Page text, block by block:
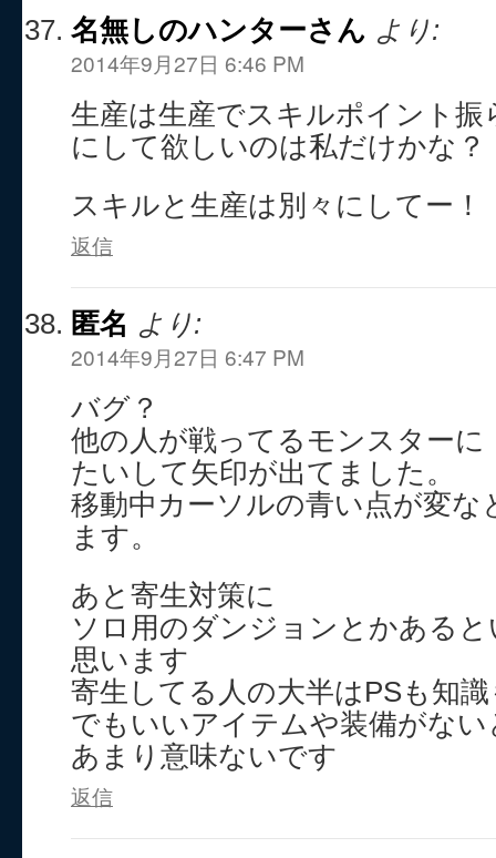
名無しのハンターさん より:
2014年9月27日 6:46 PM
生産は生産でスキルポイント
にして欲しいのは私だけかな？
スキルと生産は別々にしてー！
返信
匿名 より:
2014年9月27日 6:47 PM
バグ？
他の人が戦ってるモンスターに
たいして矢印が出てました。
移動中カーソルの青い点が変な
ます。
あと寄生対策に
ソロ用のダンジョンとかある
思います
寄生してる人の大半はPSも知
でもいいアイテムや装備がない
あまり意味ないです
返信